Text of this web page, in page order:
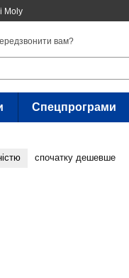
Moly
вам?
Спецпрограми
спочатку дешевше